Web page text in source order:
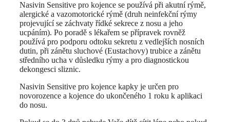
Nasivin Sensitive pro kojence se používá při akutní rýmě,
alergické a vazomotorické rýmě (druh neinfekční rýmy
projevující se záchvaty řídké sekrece z nosu a jeho
ucpáním). Po poradě s lékařem se přípravek rovněž
používá pro podporu odtoku sekretu z vedlejších nosních
dutin, při zánětu sluchové (Eustachovy) trubice a zánětu
středního ucha v důsledku rýmy a pro diagnostickou
dekongesci sliznic.
Nasivin Sensitive pro kojence kapky je určen pro
novorozence a kojence do ukončeného 1 roku k aplikaci
do nosu.